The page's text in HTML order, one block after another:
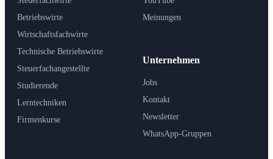
Betriebswirte
Wirtschaftsfachwirte
Technische Betriebswirte
Steuerfachangestellte
Studierende
Lerntechniken
Firmenkurse
Meinungen
Unternehmen
Jobs
Kontakt
Newsletter
WhatsApp-Gruppen